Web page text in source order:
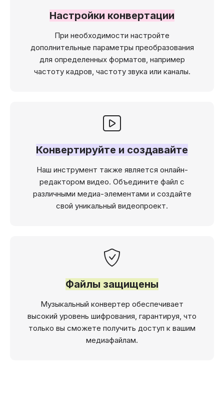
Настройки конвертации
При необходимости настройте
дополнительные параметры преобразования
для определенных форматов, например
частоту кадров, частоту звука или каналы.
Конвертируйте и создавайте
Наш инструмент также является онлайн-
редактором видео. Объедините файл c
различными медиа-элементами и создайте
свой уникальный видеопроект.
Файлы защищены
Музыкальный конвертер обеспечивает
высокий уровень шифрования, гарантируя, что
только вы сможете получить доступ к вашим
медиафайлам.